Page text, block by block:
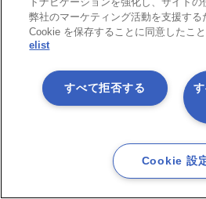
プログラミングの知識がなくても直
ュメントを含め手厚いサポート体制
無料体験から始める事も出来るので
弊社のマーケティング活動を支援する
Cookie を保存することに同意したこ
elist
すべて拒否する
Cookie 設